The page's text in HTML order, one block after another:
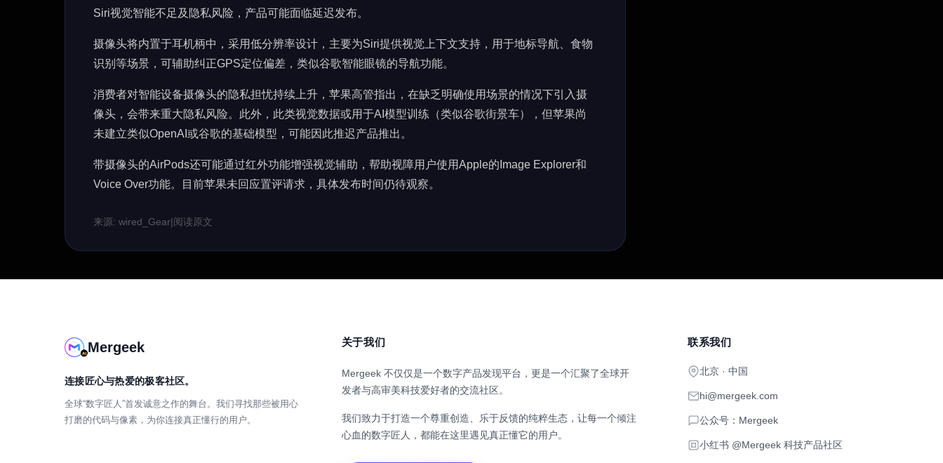
Siri视觉智能不足及隐私风险，产品可能面临延迟发布。
摄像头将内置于耳机柄中，采用低分辨率设计，主要为Siri提供视觉上下文支持，用于地标导航、食物
识别等场景，可辅助纠正GPS定位偏差，类似谷歌智能眼镜的导航功能。
消费者对智能设备摄像头的隐私担忧持续上升，苹果高管指出，在缺乏明确使用场景的情况下引入摄
像头，会带来重大隐私风险。此外，此类视觉数据或用于AI模型训练（类似谷歌街景车），但苹果尚
未建立类似OpenAI或谷歌的基础模型，可能因此推迟产品推出。
带摄像头的AirPods还可能通过红外功能增强视觉辅助，帮助视障用户使用Apple的Image Explorer和
Voice Over功能。目前苹果未回应置评请求，具体发布时间仍待观察。
来源: wired_Gear|阅读原文
Mergeek
连接匠心与热爱的极客社区。
全球“数字匠人”首发诚意之作的舞台。我们寻找那些被用心
打磨的代码与像素，为你连接真正懂行的用户。
关于我们
Mergeek 不仅仅是一个数字产品发现平台，更是一个汇聚了全球开
发者与高审美科技爱好者的交流社区。
我们致力于打造一个尊重创造、乐于反馈的纯粹生态，让每一个倾注
心血的数字匠人，都能在这里遇见真正懂它的用户。
联系我们
北京 · 中国
hi@mergeek.com
公众号：Mergeek
小红书 @Mergeek 科技产品社区